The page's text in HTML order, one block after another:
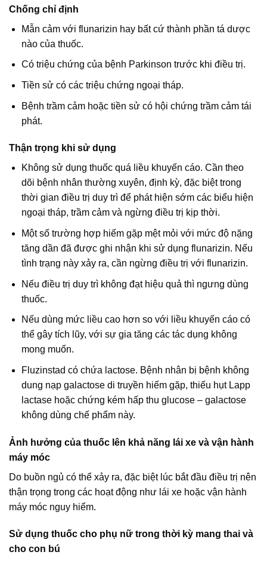
Chống chỉ định
Mẫn cảm với flunarizin hay bất cứ thành phần tá dược
nào của thuốc.
Có triệu chứng của bệnh Parkinson trước khi điều trị.
Tiền sử có các triệu chứng ngoại tháp.
Bệnh trầm cảm hoặc tiền sử có hội chứng trầm cảm tái
phát.
Thận trọng khi sử dụng
Không sử dụng thuốc quá liều khuyến cáo. Cần theo
dõi bệnh nhân thường xuyên, định kỳ, đặc biệt trong
thời gian điều trị duy trì để phát hiện sớm các biểu hiện
ngoại tháp, trầm cảm và ngừng điều trị kịp thời.
Một số trường hợp hiếm gặp mệt mỏi với mức độ nặng
tăng dần đã được ghi nhận khi sử dụng flunarizin. Nếu
tình trạng này xảy ra, cần ngừng điều trị với flunarizin.
Nếu điều trị duy trì không đạt hiệu quả thì ngưng dùng
thuốc.
Nếu dùng mức liều cao hơn so với liều khuyến cáo có
thể gây tích lũy, với sự gia tăng các tác dụng không
mong muốn.
Fluzinstad có chứa lactose. Bệnh nhân bị bệnh không
dung nạp galactose di truyền hiếm gặp, thiếu hụt Lapp
lactase hoặc chứng kém hấp thu glucose – galactose
không dùng chế phẩm này.
Ảnh hưởng của thuốc lên khả năng lái xe và vận hành
máy móc
Do buồn ngủ có thể xảy ra, đặc biệt lúc bắt đầu điều trị nên
thận trọng trong các hoạt động như lái xe hoặc vận hành
máy móc nguy hiểm.
Sử dụng thuốc cho phụ nữ trong thời kỳ mang thai và
cho con bú